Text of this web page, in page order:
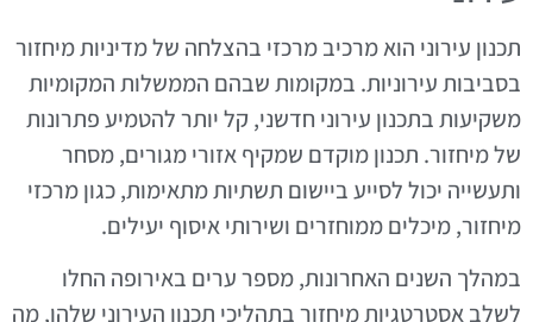
תכנון עירוני הוא מרכיב מרכזי בהצלחה של מדיניות מיחזור
בסביבות עירוניות. במקומות שבהם הממשלות המקומיות
משקיעות בתכנון עירוני חדשני, קל יותר להטמיע פתרונות
של מיחזור. תכנון מוקדם שמקיף אזורי מגורים, מסחר
ותעשייה יכול לסייע ביישום תשתיות מתאימות, כגון מרכזי
מיחזור, מיכלים ממוחזרים ושירותי איסוף יעילים.
במהלך השנים האחרונות, מספר ערים באירופה החלו
לשלב אסטרטגיות מיחזור בתהליכי תכנון העירוני שלהן, מה